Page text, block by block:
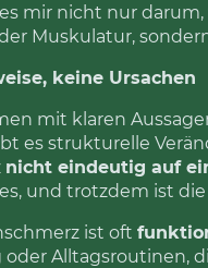
mir nicht nur
Muskulatur,
keine Ursachen
mit klaren
es strukturelle
nicht eindeutig auf
und trotzdem ist
ist oft
Alltagsroutinen,